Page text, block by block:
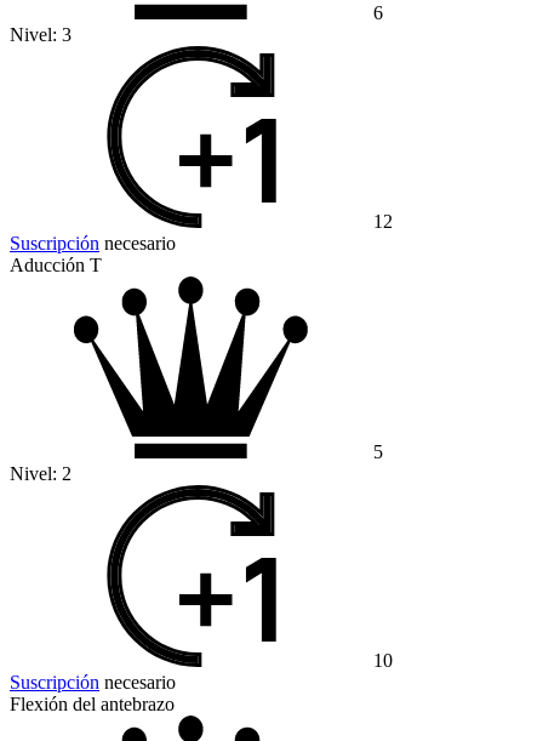
6
Nivel: 3
12
Suscripción necesario
Aducción T
5
Nivel: 2
10
Suscripción necesario
Flexión del antebrazo